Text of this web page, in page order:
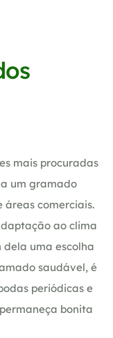
mais procuradas
um gramado
áreas comerciais.
ao clima
dela uma escolha
saudável, é
periódicas e
bonita